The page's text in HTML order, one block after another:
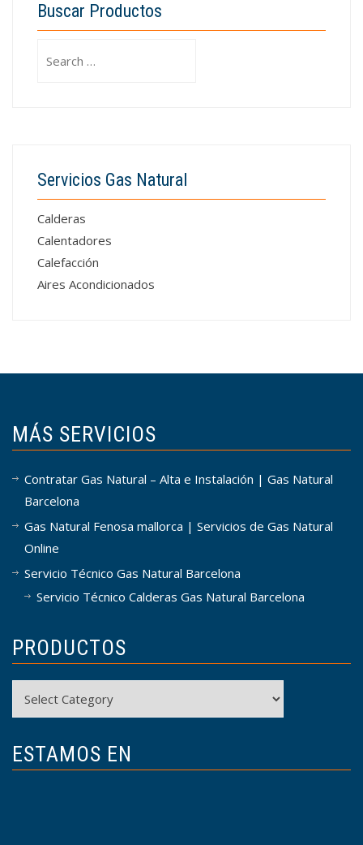
Buscar Productos
for:
Servicios Gas Natural
Calderas
Calentadores
Calefacción
Aires Acondicionados
MÁS SERVICIOS
Contratar Gas Natural – Alta e Instalación | Gas Natural
Barcelona
Gas Natural Fenosa mallorca | Servicios de Gas Natural
Online
Servicio Técnico Gas Natural Barcelona
Servicio Técnico Calderas Gas Natural Barcelona
PRODUCTOS
ESTAMOS EN